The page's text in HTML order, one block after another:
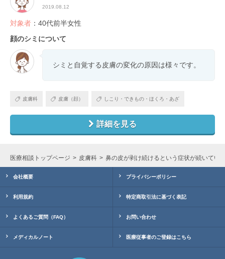
2019.08.12
対象者 ：40代前半女性
顔のシミについて
シミと自覚する皮膚の変化の原因は様々です。
皮膚科 皮膚（顔） しこり・できもの・ほくろ・あざ
詳細を見る
医療相談トップページ 皮膚科 鼻の皮が剥け続けるという症状が続いてい
会社概要 プライバシーポリシー
利用規約 特定商取引法に基づく表記
よくあるご質問（FAQ） お問い合わせ
メディカルノート 医療従事者のご登録はこちら